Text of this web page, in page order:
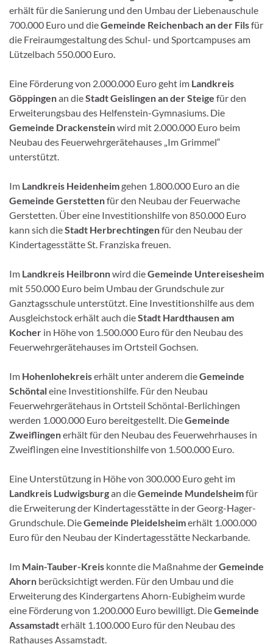
erhält für die Sanierung und den Umbau der Liebenauschule
700.000 Euro und dieGemeinde Reichenbach an der Filsfür
die Freiraumgestaltung des Schul- und Sportcampuses am
Lützelbach 550.000 Euro.
Eine Förderung von 2.000.000 Euro geht im Landkreis
Göppingenan dieStadt Geislingen an der Steige für den
Erweiterungsbau des Helfenstein-Gymnasiums. Die
Gemeinde Drackensteinwird mit 2.000.000 Euro beim
Neubau des Feuerwehrgerätehauses „Im Grimmel“
unterstützt.
Im Landkreis Heidenheimgehen 1.800.000 Euro an die
Gemeinde Gerstettenfür den Neubau der Feuerwache
Gerstetten. Über eine Investitionshilfe von 850.000 Euro
kann sich dieStadt Herbrechtingenfür den Neubau der
Kindertagesstätte St. Franziska freuen.
Im Landkreis Heilbronnwird dieGemeinde Untereisesheim
mit 550.000 Euro beim Umbau der Grundschule zur
Ganztagsschule unterstützt. Eine Investitionshilfe aus dem
Ausgleichstock erhält auch dieStadt Hardthausen am
Kocher in Höhe von 1.500.000 Euro für den Neubau des
Feuerwehrgerätehauses im Ortsteil Gochsen.
Im Hohenlohekreiserhält unter anderem dieGemeinde
Schöntaleine Investitionshilfe. Für den Neubau
Feuerwehrgerätehaus in Ortsteil Schöntal-Berlichingen
werden 1.000.000 Euro bereitgestellt. DieGemeinde
Zweiflingenerhält für den Neubau des Feuerwehrhauses in
Zweiflingen eine Investitionshilfe von 1.500.000 Euro.
Eine Unterstützung in Höhe von 300.000 Euro geht im
Landkreis Ludwigsburgan dieGemeinde Mundelsheimfür
die Erweiterung der Kindertagesstätte in der Georg-Hager-
Grundschule. DieGemeinde Pleidelsheimerhält 1.000.000
Euro für den Neubau der Kindertagesstätte Neckarbande.
Im Main-Tauber-Kreis konnte die Maßnahme derGemeinde
Ahorn berücksichtigt werden. Für den Umbau und die
Erweiterung des Kindergartens Ahorn-Eubigheim wurde
eine Förderung von 1.200.000 Euro bewilligt. DieGemeinde
Assamstadterhält 1.100.000 Euro für den Neubau des
Rathauses Assamstadt.